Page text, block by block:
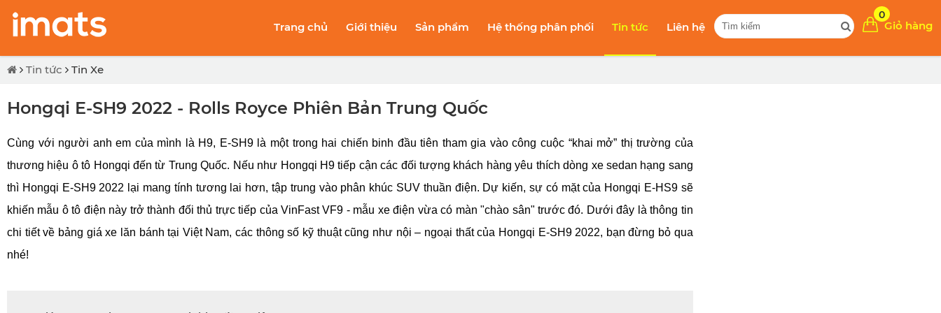
Giỏ hàng
0
Trang chủ Giới thiệu Sản phẩm Hệ thống phân phối Tin tức Liên hệ
Tin tức Tin Xe
Hongqi E-SH9 2022 - Rolls Royce Phiên Bản Trung Quốc
Cùng với người anh em của mình là H9, E-SH9 là một trong hai chiến binh đầu tiên tham gia vào công cuộc “khai mở” thị trường của
thương hiệu ô tô Hongqi đến từ Trung Quốc. Nếu như Hongqi H9 tiếp cận các đối tượng khách hàng yêu thích dòng xe sedan hạng sang
thì Hongqi E-SH9 2022 lại mang tính tương lai hơn, tập trung vào phân khúc SUV thuần điện. Dự kiến, sự có mặt của Hongqi E-HS9 sẽ
khiến mẫu ô tô điện này trở thành đối thủ trực tiếp của VinFast VF9 - mẫu xe điện vừa có màn "chào sân" trước đó. Dưới đây là thông tin
chi tiết về bảng giá xe lăn bánh tại Việt Nam, các thông số kỹ thuật cũng như nội – ngoại thất của Hongqi E-SH9 2022, bạn đừng bỏ qua
nhé!